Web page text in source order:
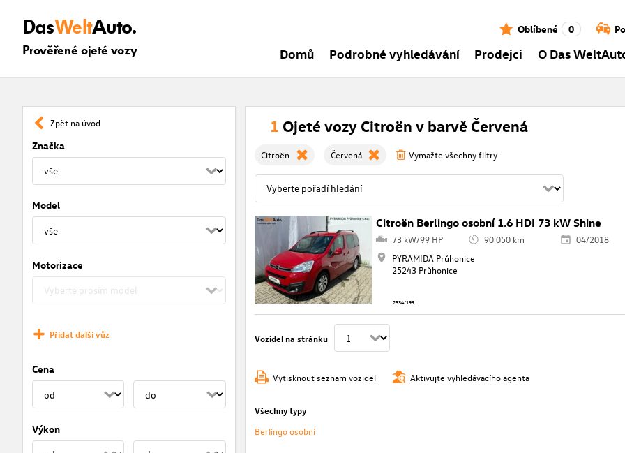
DasWeltAuto.
Prověřené ojeté vozy
Oblíbené 0
Domů Podrobné vyhledávání Prodejci O Das
Zpět na úvod
Značka
Model
Motorizace
Přidat další vůz
Cena
Výkon
1 Ojeté vozy Citroën v barvě Červená
Citroën Červená Vymažte všechny filtry
Citroën Berlingo osobní 1.6 HDI 73 kW Shine
73 kW/99 HP 90 050 km
04/2018
PYRAMIDA Průhonice
25243 Průhonice
2334/199
Vozidel na stránku
Vytisknout seznam vozidel Aktivujte vyhledávacího agenta
Všechny typy
Berlingo osobní